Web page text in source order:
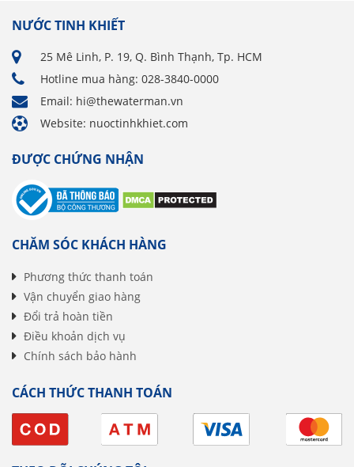
NƯỚC TINH KHIẾT
25 Mê Linh, P. 19, Q. Bình Thạnh, Tp. HCM
Hotline mua hàng: 028-3840-0000
Email: hi@thewaterman.vn
Website: nuoctinhkhiet.com
ĐƯỢC CHỨNG NHẬN
CHĂM SÓC KHÁCH HÀNG
Phương thức thanh toán
Vận chuyển giao hàng
Đổi trả hoàn tiền
Điều khoản dịch vụ
Chính sách bảo hành
CÁCH THỨC THANH TOÁN